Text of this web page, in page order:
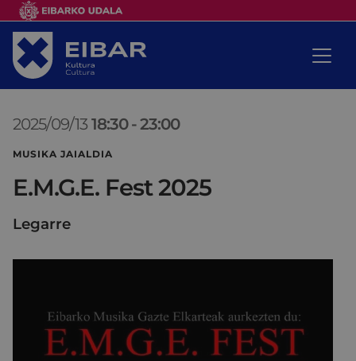
2025/09/13 18:30 -23:00
MUSIKA JAIALDIA
E.M.G.E. Fest 2025
Legarre